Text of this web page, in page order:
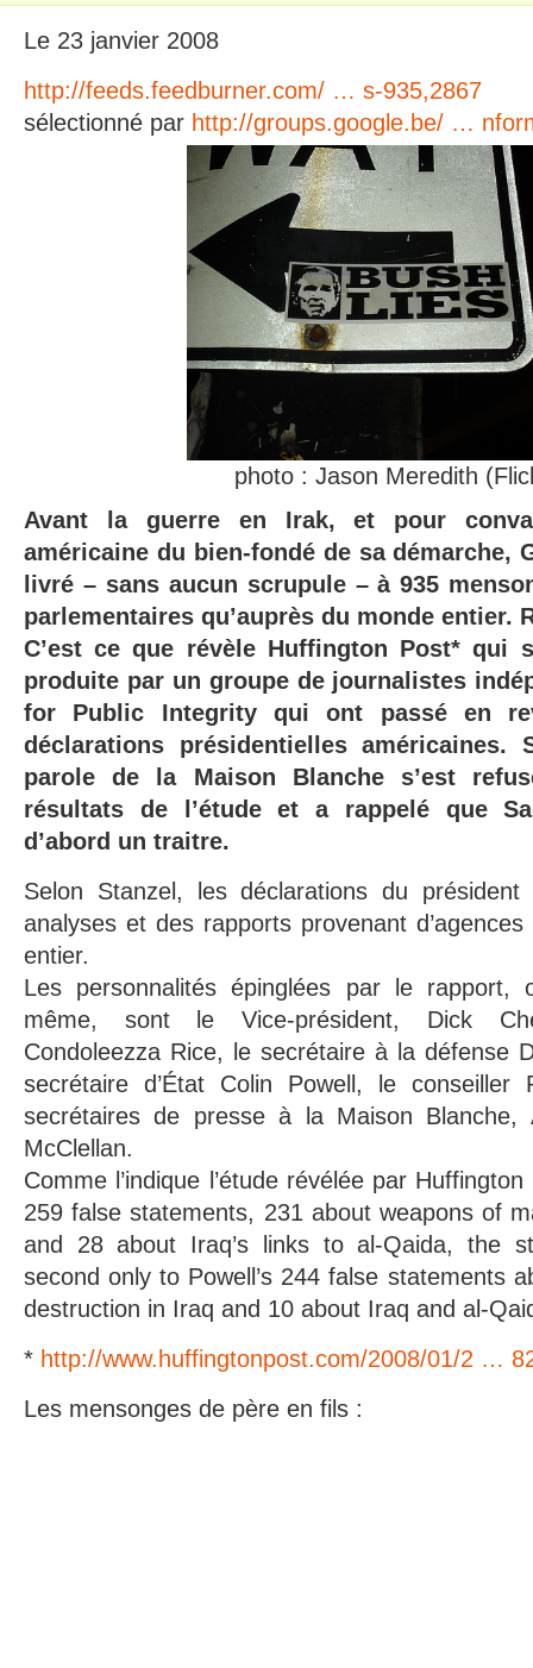
Le 23 janvier 2008
http://feeds.feedburner.com/ … s-935,2867
sélectionné par http://groups.google.be/ …
photo : Jason Meredith
Avant la guerre en Irak, et pour
américaine du bien-fondé de sa démarche,
livré – sans aucun scrupule – à 935
parlementaires qu’auprès du monde entier.
C’est ce que révèle Huffington Post* qui
produite par un groupe de journalistes
for Public Integrity qui ont passé en
déclarations présidentielles américaines.
parole de la Maison Blanche s’est
résultats de l’étude et a rappelé que
d’abord un traitre.
Selon Stanzel, les déclarations du
analyses et des rapports provenant
entier.
Les personnalités épinglées par le rapport,
même, sont le Vice-président, Dick
Condoleezza Rice, le secrétaire à la défense
secrétaire d’État Colin Powell, le conseiller
secrétaires de presse à la Maison Blanche,
McClellan.
Comme l’indique l’étude révélée par
259 false statements, 231 about weapons of
and 28 about Iraq’s links to al-Qaida, the
second only to Powell’s 244 false statements
destruction in Iraq and 10 about Iraq and al-
* http://www.huffingtonpost.com/2008/01/2 …
Les mensonges de père en fils :